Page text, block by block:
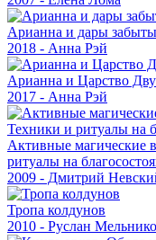
Арианна и дары
2018 - Анна Рэй
Арианна и Царство
2017 - Анна Рэй
Активные магические
ритуалы на
2009 - Дмитрий
Тропа колдунов
2010 - Руслан